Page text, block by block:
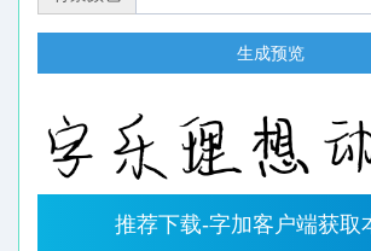
生成预览
推荐下载-字加客户端获取